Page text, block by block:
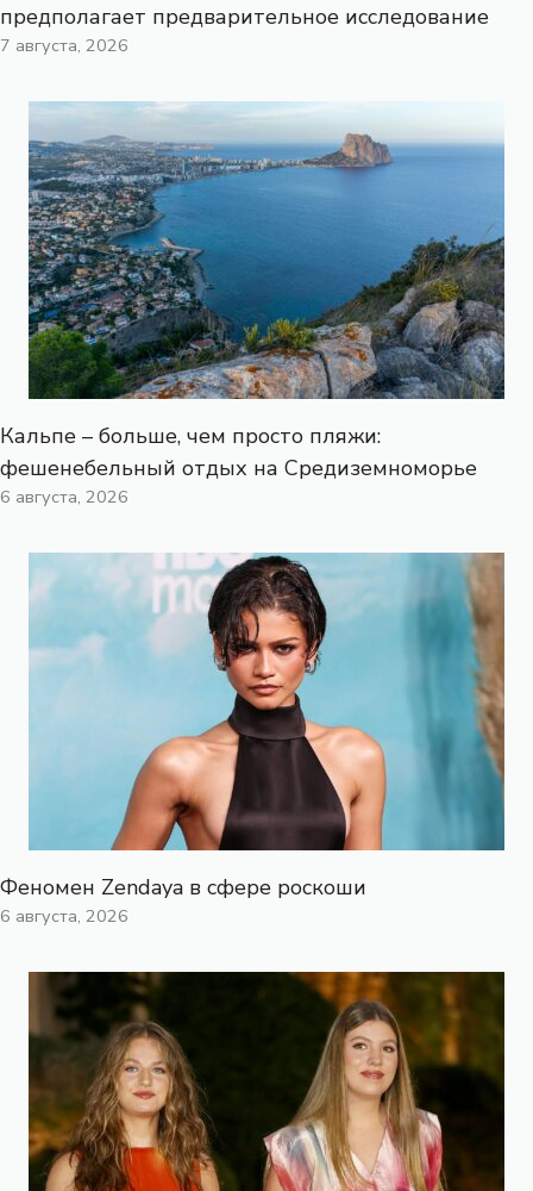
предполагает предварительное исследование
7 августа, 2026
Кальпе – больше, чем просто пляжи:
фешенебельный отдых на Средиземноморье
6 августа, 2026
Феномен Zendaya в сфере роскоши
6 августа, 2026